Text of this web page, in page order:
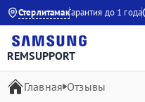
Стерлитамак
до 21:00 Гарантия до 1 года
REMSUPPORT
Главная Отзывы